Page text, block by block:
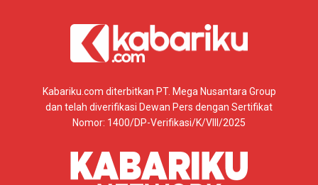
Kabariku.com diterbitkan PT. Mega Nusantara Group
dan telah diverifikasi Dewan Pers dengan Sertifikat
Nomor: 1400/DP-Verifikasi/K/VIII/2025